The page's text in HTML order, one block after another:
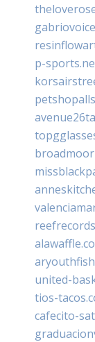
p-
united-
tios-
cafecito-